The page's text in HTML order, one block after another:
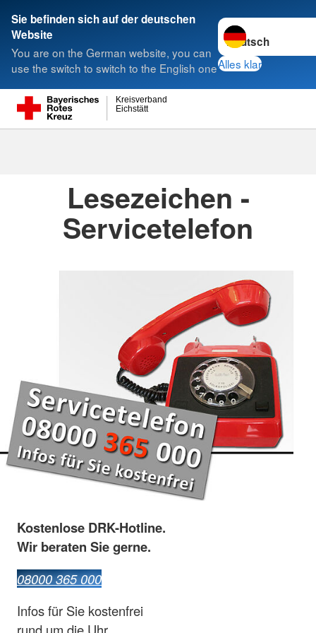
Sie befinden sich auf der deutschen
Website
You are on the German website, you can
use the switch to switch to the English one
Sprache wechseln
Alles klar
Eichstätt
Kreisverband
Suche
Kreisverbände
Lesezeichen -
Servicetelefon
Kostenlose DRK-Hotline.
Wir beraten Sie gerne.
08000 365 000
Infos für Sie kostenfrei